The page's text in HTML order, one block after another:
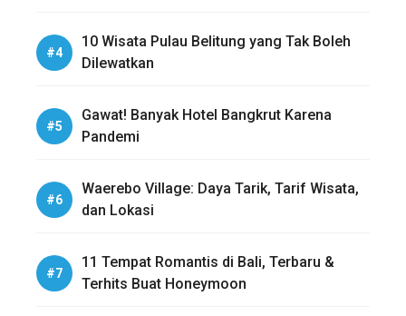
10 Wisata Pulau Belitung yang Tak Boleh
Dilewatkan
Gawat! Banyak Hotel Bangkrut Karena
Pandemi
Waerebo Village: Daya Tarik, Tarif Wisata,
dan Lokasi
11 Tempat Romantis di Bali, Terbaru &
Terhits Buat Honeymoon